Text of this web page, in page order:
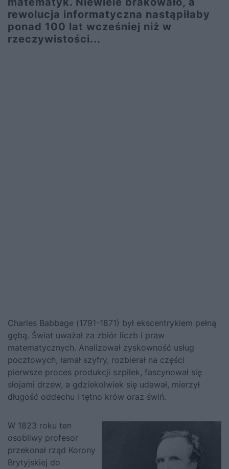
rewolucja informatyczna nastąpiłaby
ponad 100 lat wcześniej niż w
rzeczywistości...
Charles Babbage (1791-1871) był ekscentrykiem pełną
gębą. Świat uważał za zbiór liczb i praw
matematycznych. Analizował zyskowność usług
pocztowych, łamał szyfry, rozbierał na części
pierwsze proces produkcji szpilek, fascynował się
słojami drzew, a gdziekolwiek się udawał, mierzył
długość oddechu i tętno krów oraz świń.
W 1823 roku ten
osobliwy profesor
przekonał rząd Korony
Brytyjskiej do